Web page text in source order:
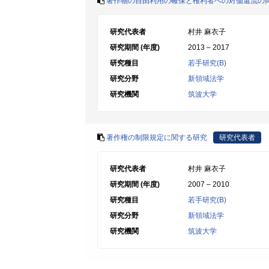
研究代表者
村井 麻衣子
研究期間 (年度)
2013 – 2017
研究種目
若手研究(B)
研究分野
新領域法学
研究機関
筑波大学
著作権の制限規定に関する研究 研究代表者
研究代表者
村井 麻衣子
研究期間 (年度)
2007 – 2010
研究種目
若手研究(B)
研究分野
新領域法学
研究機関
筑波大学